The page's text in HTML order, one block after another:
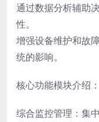
通过数据分析辅助
性。
增强设备维护和故
统的影响。
核心功能模块介绍：
综合监控管理：集